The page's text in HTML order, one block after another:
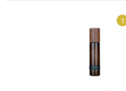
ログイン・新規会員登録
1